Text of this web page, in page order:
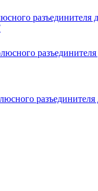
разъединителя
разъединителя
разъединителя